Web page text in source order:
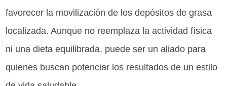
favorecer la movilización de los depósitos de grasa
localizada. Aunque no reemplaza la actividad física
ni una dieta equilibrada, puede ser un aliado para
quienes buscan potenciar los resultados de un estilo